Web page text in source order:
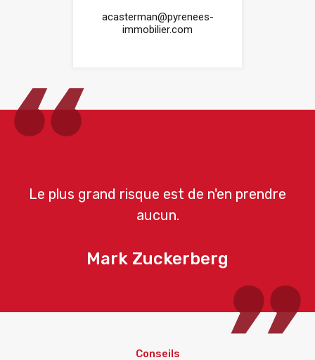
acasterman@pyrenees-
immobilier.com
Le plus grand risque est de n'en prendre
aucun.
Mark Zuckerberg
Conseils